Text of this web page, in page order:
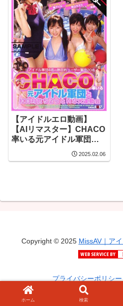
【アイドルエロ動画】
【AIリマスター】CHACO
率いる元アイドル軍団と
紅白対抗ちょっとHな大運
動会
2025.02.06
Copyright © 2025 MissAV｜ア
プライバシーポリシ
ホーム 検索